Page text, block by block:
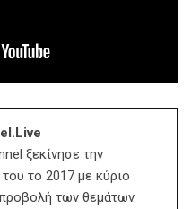
ξεκίνησε την
του το 2017 με κύριο
των θεμάτων